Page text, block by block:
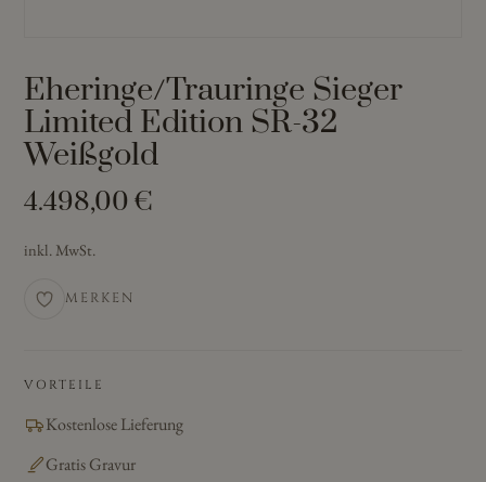
Eheringe/Trauringe Sieger
Limited Edition SR-32
Weißgold
4.498,00 €
inkl. MwSt.
MERKEN
VORTEILE
Kostenlose Lieferung
Gratis Gravur